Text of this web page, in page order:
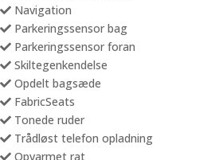
Navigation
Parkeringssensor bag
Parkeringssensor foran
Skiltegenkendelse
Opdelt bagsæde
FabricSeats
Tonede ruder
Trådløst telefon opladning
Opvarmet rat